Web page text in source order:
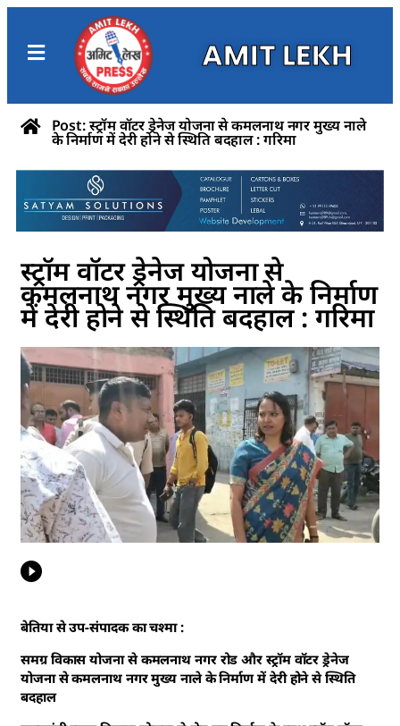
AMIT LEKH
Post: स्ट्रॉम वॉटर ड्रेनेज योजना से कमलनाथ नगर मुख्य नाले
के निर्माण में देरी होने से स्थिति बदहाल : गरिमा
स्ट्रॉम वॉटर ड्रेनेज योजना से
कमलनाथ नगर मुख्य नाले के निर्माण
में देरी होने से स्थिति बदहाल : गरिमा
बेतिया से उप-संपादक का चश्मा :
समग्र विकास योजना से कमलनाथ नगर रोड और स्ट्रॉम वॉटर ड्रेनेज
योजना से कमलनाथ नगर मुख्य नाले के निर्माण में देरी होने से स्थिति
बदहाल